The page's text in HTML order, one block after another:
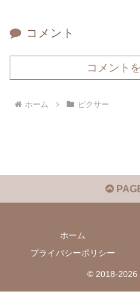
コメント
コメント
ホーム ピクサー
ホーム
プライバシーポリシー
© 2018-2026